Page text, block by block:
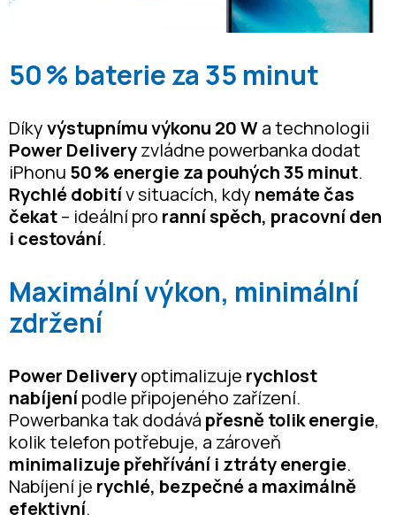
50 % baterie za 35 minut
Díkyvýstupnímu výkonu 20 Wa technologii
Power Deliveryzvládne powerbanka dodat
iPhonu 50 % energie za pouhých 35 minut.
Rychlé dobitív situacích, kdy nemáte čas
čekat– ideální pro ranní spěch, pracovní den
i cestování.
Maximální výkon, minimální
zdržení
Power Deliveryoptimalizuje rychlost
nabíjenípodle připojeného zařízení.
Powerbanka tak dodává přesně tolik energie,
kolik telefon potřebuje, a zároveň
minimalizuje přehřívání i ztráty energie.
Nabíjení je rychlé, bezpečné a maximálně
efektivní.